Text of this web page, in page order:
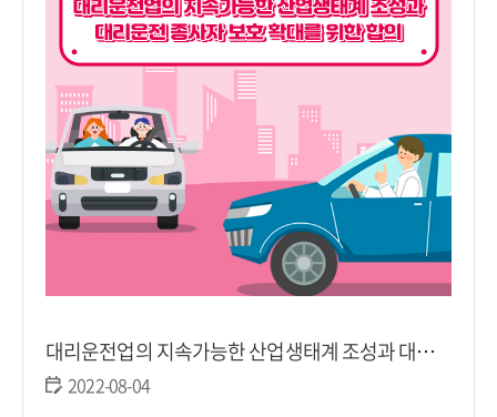
대리운전업의 지속가능한 산업생태계 조성과 대리운전 종사자 보호 확대를 위한 합의(2022.6.10.)
2022-08-04